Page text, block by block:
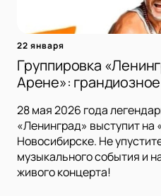
22 января
Группировка
Арене»:
28 мая 2026 года
«Ленинград» выступит на
Новосибирске. Не
музыкального события и
живого концерта!